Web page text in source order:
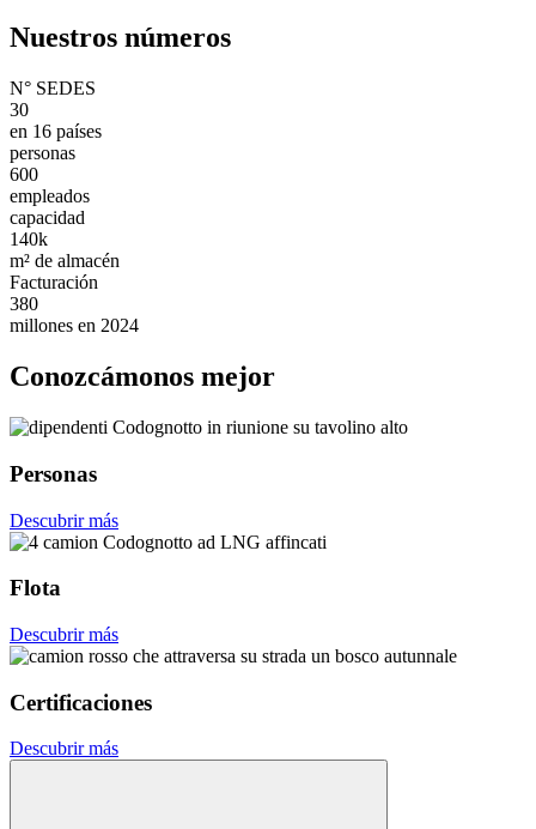
Nuestros números
N° SEDES
30
en 16 países
personas
600
empleados
capacidad
140k
m² de almacén
Facturación
380
millones en 2024
Conozcámonos mejor
Personas
Descubrir más
Flota
Descubrir más
Certificaciones
Descubrir más